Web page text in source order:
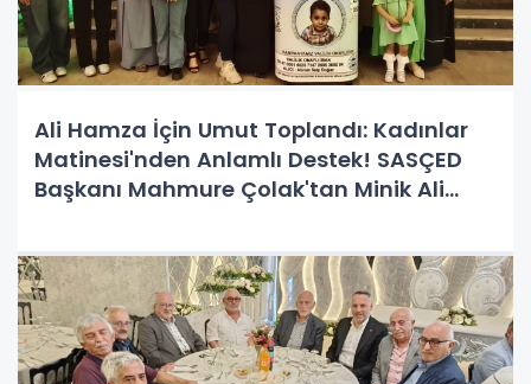
Ali Hamza İçin Umut Toplandı: Kadınlar
Matinesi'nden Anlamlı Destek! SASÇED
Başkanı Mahmure Çolak'tan Minik Ali